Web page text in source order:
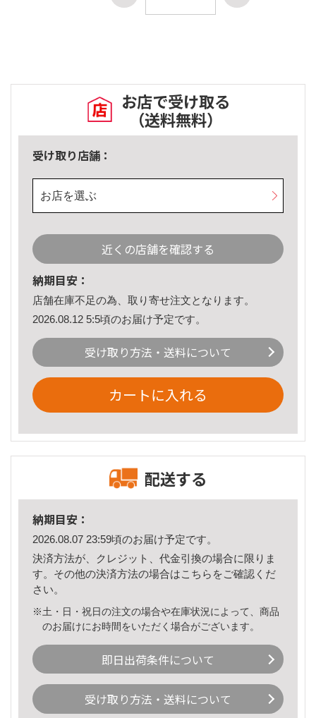
お店で受け取る
（送料無料）
受け取り店舗：
お店を選ぶ
近くの店舗を確認する
納期目安：
店舗在庫不足の為、取り寄せ注文となります。
2026.08.12 5:5頃のお届け予定です。
受け取り方法・送料について
カートに入れる
配送する
納期目安：
2026.08.07 23:59頃のお届け予定です。
決済方法が、クレジット、代金引換の場合に限りま
す。その他の決済方法の場合はこちら をご確認くだ
さい。
※土・日・祝日の注文の場合や在庫状況によって、商品
のお届けにお時間をいただく場合がございます。
即日出荷条件について
受け取り方法・送料について